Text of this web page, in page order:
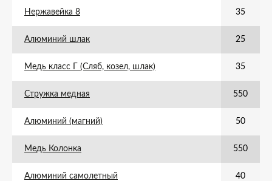
Нержавейка 8 35
Алюминий шлак 25
Медь класс Г (Сляб, козел, шлак) 35
Стружка медная 550
Алюминий (магний) 50
Медь Колонка 550
Алюминий самолетный 40